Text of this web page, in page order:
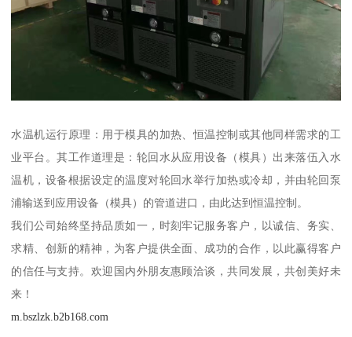
水温机运行原理：用于模具的加热、恒温控制或其他同样需求的工
业平台。其工作道理是：轮回水从应用设备（模具）出来落伍入水
温机，设备根据设定的温度对轮回水举行加热或冷却，并由轮回泵
浦输送到应用设备（模具）的管道进口，由此达到恒温控制。
我们公司始终坚持品质如一，时刻牢记服务客户，以诚信、务实、
求精、创新的精神，为客户提供全面、成功的合作，以此赢得客户
的信任与支持。欢迎国内外朋友惠顾洽谈，共同发展，共创美好未
来！
m.bszlzk.b2b168.com